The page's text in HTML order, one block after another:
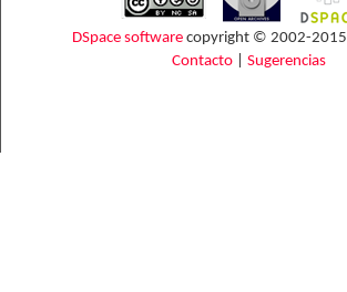
DSpace software copyright © 2002-2015
Contacto| Sugerencias